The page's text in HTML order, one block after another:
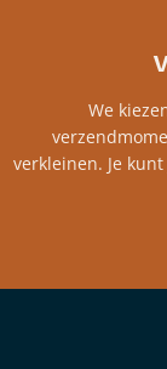
We
verkleinen. Je